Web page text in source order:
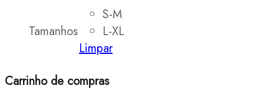
Tamanhos
S-M
L-XL
Limpar
Carrinho de compras